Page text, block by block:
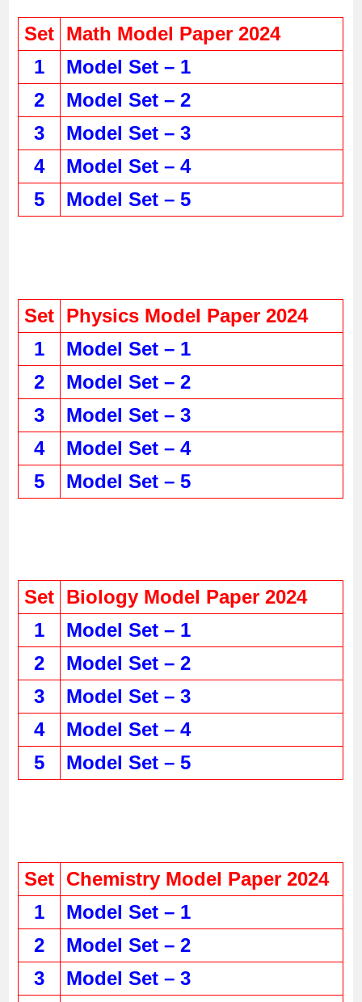
Set Math Model Paper 2024
1
Model Set – 1
2
Model Set – 2
3
Model Set – 3
4
Model Set – 4
5
Model Set – 5
Set Physics Model Paper 2024
1
Model Set – 1
2
Model Set – 2
3
Model Set – 3
4
Model Set – 4
5
Model Set – 5
Set Biology Model Paper 2024
1
Model Set – 1
2
Model Set – 2
3
Model Set – 3
4
Model Set – 4
5
Model Set – 5
Set Chemistry Model Paper 2024
1
Model Set – 1
2
Model Set – 2
3
Model Set – 3